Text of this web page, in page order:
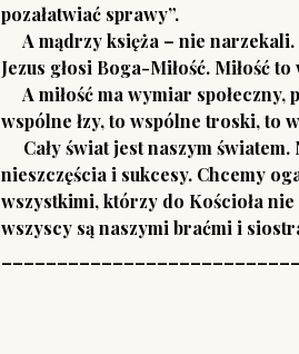
pozałatwiać sprawy”.
A mądrzy księża – nie narzekali.
Jezus głosi Boga-Miłość. Miłość
A miłość ma wymiar
wspólne łzy, to wspólne troski, to
Cały świat jest naszym
nieszczęścia i sukcesy. Chcemy
wszystkimi, którzy do Kościoła
wszyscy są naszymi braćmi i